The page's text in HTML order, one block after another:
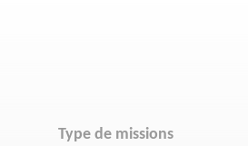
Type de missions